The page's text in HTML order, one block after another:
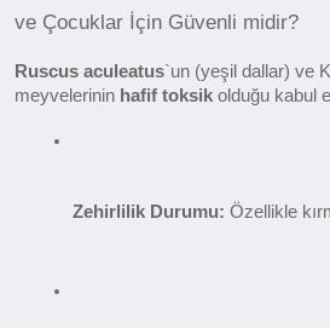
ve Çocuklar İçin Güvenli midir?
Ruscus aculeatus`un (yeşil dallar) ve
meyvelerinin hafif toksik olduğu kabul
Zehirlilik Durumu: Özellikle